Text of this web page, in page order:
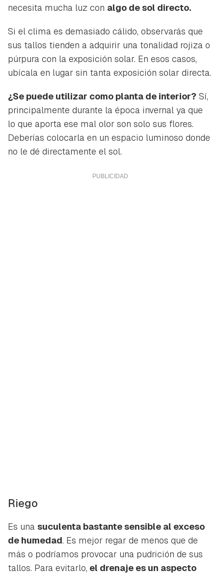
necesita mucha luz con algo de sol directo.
Si el clima es demasiado cálido, observarás que
sus tallos tienden a adquirir una tonalidad rojiza o
púrpura con la exposición solar. En esos casos,
ubícala en lugar sin tanta exposición solar directa.
¿Se puede utilizar como planta de interior? Sí,
principalmente durante la época invernal ya que
lo que aporta ese mal olor son solo sus flores.
Deberías colocarla en un espacio luminoso donde
no le dé directamente el sol.
Riego
Es una suculenta bastante sensible al exceso
de humedad. Es mejor regar de menos que de
más o podríamos provocar una pudrición de sus
tallos. Para evitarlo, el drenaje es un aspecto